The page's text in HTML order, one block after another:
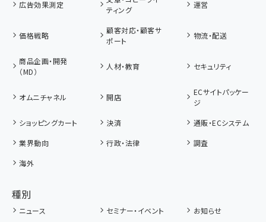
広告効果測定
ティング
運営
価格戦略
顧客対応・顧客サ
ポート
物流・配送
商品企画・開発
（MD）
人材・教育 セキュリティ
オムニチャネル 開店
ECサイトパッケー
ジ
ショッピングカート
決済
通販・ECシステム
業界動向
行政・法律
調査
海外
種別
ニュース セミナー・イベント
お知らせ